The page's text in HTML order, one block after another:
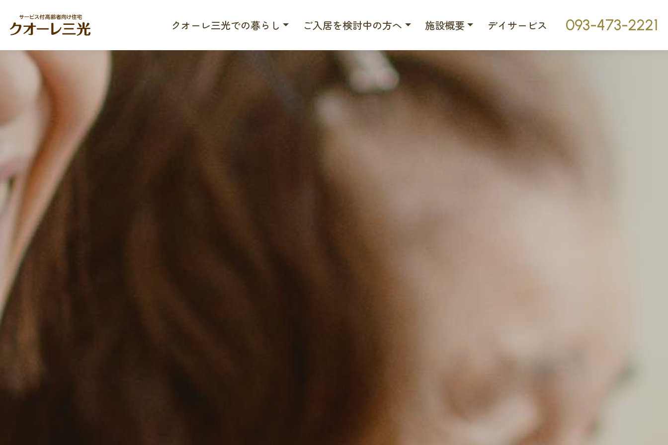
クオーレ三光での暮らし ご入居を検討中の方へ 施設概要 デイサービス 093-473-2221